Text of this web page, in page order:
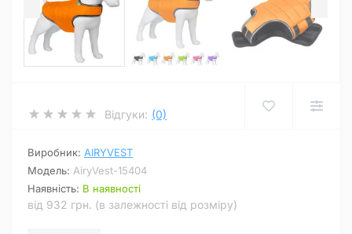
Відгуки: (0)
Виробник: AIRYVEST
Модель: AiryVest-15404
Наявність: В наявності
від 932 грн. (в залежності від розміру)